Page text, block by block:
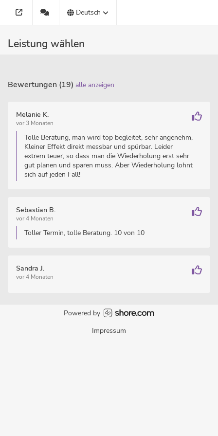
Deutsch
Leistung wählen
Bewertungen (19) alle anzeigen
Melanie K.
vor 3 Monaten
Tolle Beratung, man wird top begleitet, sehr angenehm,
Kleiner Effekt direkt messbar und spürbar. Leider
extrem teuer, so dass man die Wiederholung erst sehr
gut planen und sparen muss. Aber Wiederholung lohnt
sich auf jeden Fall!
Sebastian B.
vor 4 Monaten
Toller Termin, tolle Beratung. 10 von 10
Sandra J.
vor 4 Monaten
Powered by
Impressum